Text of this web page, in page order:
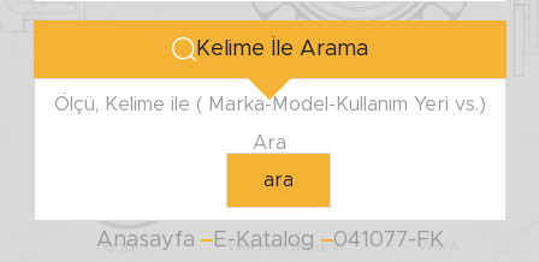
Kelime İle Arama
Ölçü, Kelime ile ( Marka-Model-Kullanım Yeri vs.)
Ara
ara
Anasayfa E-Katalog 041077-FK